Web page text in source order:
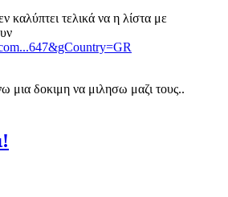
καλύπτει τελικά να η λίστα με
μια δοκιμη να μιλησω μαζι τους..